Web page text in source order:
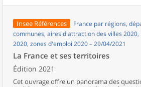
accélérant l’exode rural, bouleverse le
pays entre dans une phase de
première ligne lors des deux conflits
France retrouvent leur poids
Guerre dès les années 1950, à la faveur du
reconstruction. Depuis les années 1970, la
ralentissement, du fait d’une baisse
naturel.
Insee Références
France par régions,
communes, aires d'attraction des villes 2020,
2020, zones d'emploi 2020 – 29/04/2021
La France et ses territoires
Édition 2021
Cet ouvrage offre un panorama des